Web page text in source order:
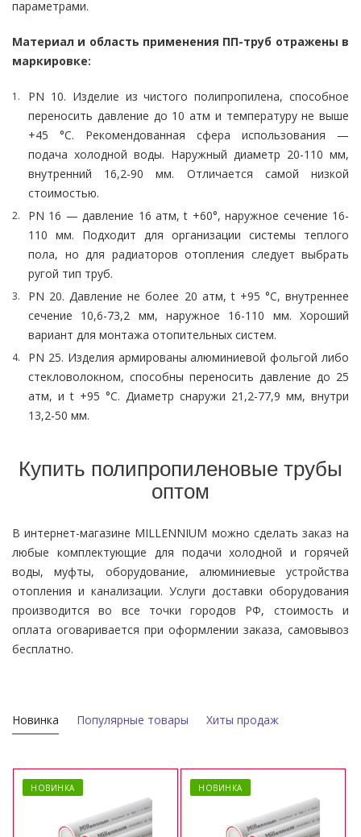
параметрами.
Материал и область применения ПП-труб отражены в
маркировке:
PN 10. Изделие из чистого полипропилена, способное
переносить давление до 10 атм и температуру не выше
+45 °C. Рекомендованная сфера использования —
подача холодной воды. Наружный диаметр 20-110 мм,
внутренний 16,2-90 мм. Отличается самой низкой
стоимостью.
PN 16 — давление 16 атм, t +60°, наружное сечение 16-
110 мм. Подходит для организации системы теплого
пола, но для радиаторов отопления следует выбрать
ругой тип труб.
PN 20. Давление не более 20 атм, t +95 °C, внутреннее
сечение 10,6-73,2 мм, наружное 16-110 мм. Хороший
вариант для монтажа отопительных систем.
PN 25. Изделия армированы алюминиевой фольгой либо
стекловолокном, способны переносить давление до 25
атм, и t +95 °C. Диаметр снаружи 21,2-77,9 мм, внутри
13,2-50 мм.
Купить полипропиленовые трубы
оптом
В интернет-магазине MILLENNIUM можно сделать заказ на
любые комплектующие для подачи холодной и горячей
воды, муфты, оборудование, алюминиевые устройства
отопления и канализации. Услуги доставки оборудования
производится во все точки городов РФ, стоимость и
оплата оговаривается при оформлении заказа, самовывоз
бесплатно.
Новинка Популярные товары Хиты продаж
НОВИНКА НОВИНКА